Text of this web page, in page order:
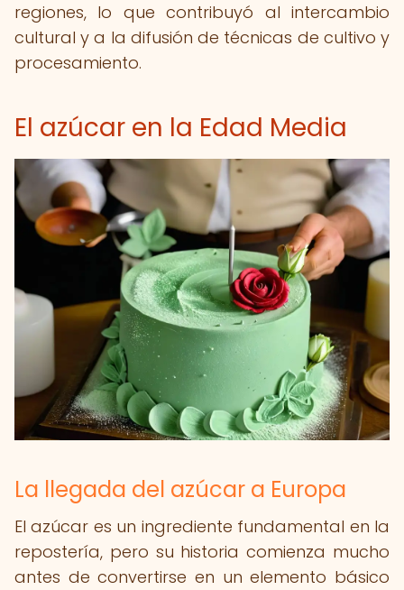
regiones, lo que contribuyó al intercambio
cultural y a la difusión de técnicas de cultivo y
procesamiento.
El azúcar en la Edad Media
La llegada del azúcar a Europa
El azúcar es un ingrediente fundamental en la
repostería, pero su historia comienza mucho
antes de convertirse en un elemento básico